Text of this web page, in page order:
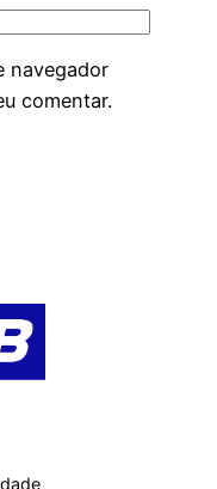
navegador
comentar.